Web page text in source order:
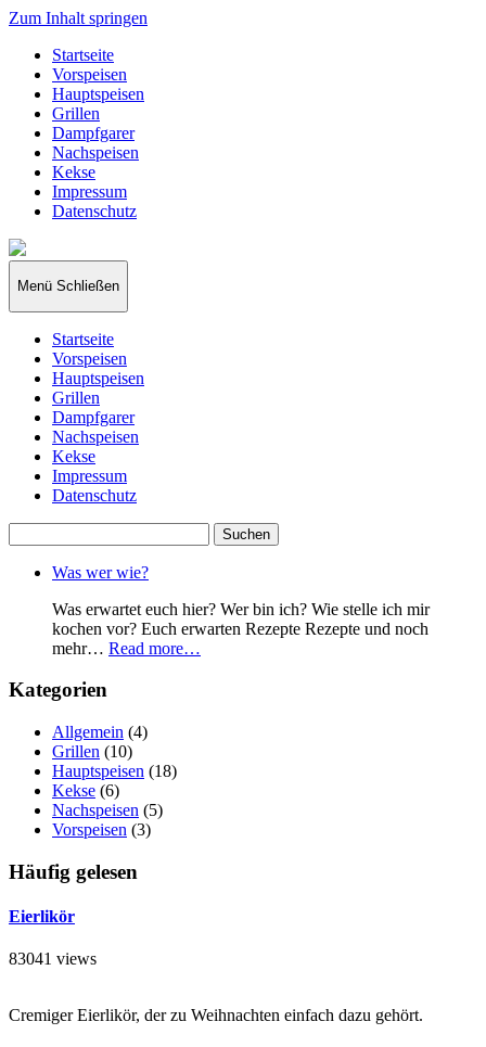
Zum Inhalt springen
Startseite
Vorspeisen
Hauptspeisen
Grillen
Dampfgarer
Nachspeisen
Kekse
Impressum
Datenschutz
papakocht
Menü Schließen
Startseite
Vorspeisen
Hauptspeisen
Grillen
Dampfgarer
Nachspeisen
Kekse
Impressum
Datenschutz
nach:
Was wer wie?
Was erwartet euch hier? Wer bin ich? Wie stelle ich mir
kochen vor? Euch erwarten Rezepte Rezepte und noch
mehr… Read more…
Kategorien
Allgemein (4)
Grillen (10)
Hauptspeisen (18)
Kekse (6)
Nachspeisen (5)
Vorspeisen (3)
Häufig gelesen
Eierlikör
83041 views
Cremiger Eierlikör, der zu Weihnachten einfach dazu gehört.